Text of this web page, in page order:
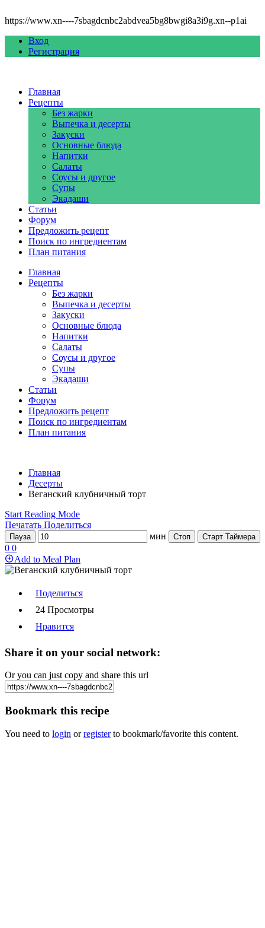
https://www.xn----7sbagdcnbc2abdvea5bg8bwgi8a3i9g.xn--p1ai
Вход
Регистрация
Главная
Рецепты
Без жарки
Выпечка и десерты
Закуски
Основные блюда
Напитки
Салаты
Соусы и другое
Супы
Экадаши
Статьи
Форум
Предложить рецепт
Поиск по ингредиентам
План питания
Главная
Рецепты
Без жарки
Выпечка и десерты
Закуски
Основные блюда
Напитки
Салаты
Соусы и другое
Супы
Экадаши
Статьи
Форум
Предложить рецепт
Поиск по ингредиентам
План питания
Главная
Десерты
Веганский клубничный торт
Start Reading Mode
Печатать Поделиться
Пауза мин Стоп Старт Таймера
0 0
Add to Meal Plan
Поделиться
24 Просмотры
Нравится
Share it on your social network:
Or you can just copy and share this url
Bookmark this recipe
You need to login orregisterto bookmark/favorite this content.